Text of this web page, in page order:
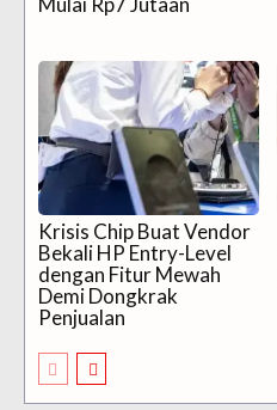
Krisis Chip Buat Vendor
Bekali HP Entry-Level
dengan Fitur Mewah
Demi Dongkrak
Penjualan